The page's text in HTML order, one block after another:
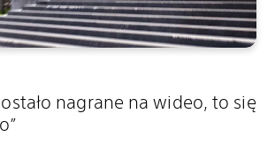
nagrane na wideo, to się